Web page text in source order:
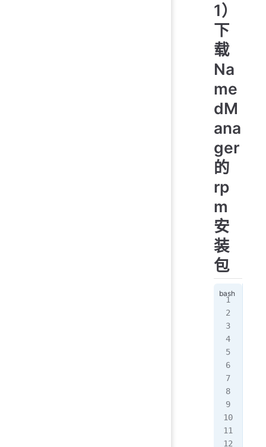
1）
下
载
Na
me
dM
ana
ger
的
rp
m
安
装
包